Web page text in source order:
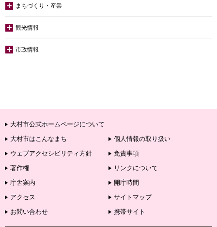
まちづくり・産業
観光情報
市政情報
大村市公式ホームページについて
大村市はこんなまち
個人情報の取り扱い
ウェブアクセシビリティ方針
免責事項
著作権
リンクについて
庁舎案内
開庁時間
アクセス
サイトマップ
お問い合わせ
携帯サイト